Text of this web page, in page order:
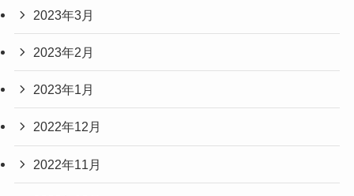
2023年3月
2023年2月
2023年1月
2022年12月
2022年11月